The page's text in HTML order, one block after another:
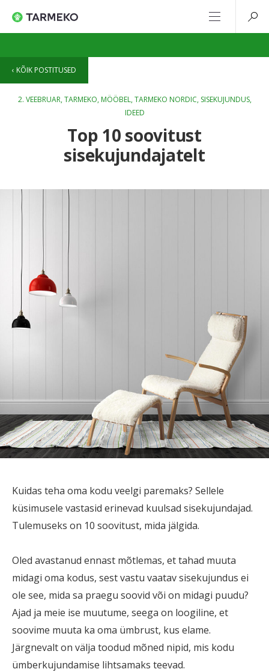
KÕIK POSTITUSED
2. VEEBRUAR, TARMEKO, MÖÖBEL, TARMEKO NORDIC, SISEKUJUNDUS,
IDEED
Top 10 soovitust
sisekujundajatelt
Kuidas teha oma kodu veelgi paremaks? Sellele
küsimusele vastasid erinevad kuulsad sisekujundajad.
Tulemuseks on 10 soovitust, mida jälgida.
Oled avastanud ennast mõtlemas, et tahad muuta
midagi oma kodus, sest vastu vaatav sisekujundus ei
ole see, mida sa praegu soovid või on midagi puudu?
Ajad ja meie ise muutume, seega on loogiline, et
soovime muuta ka oma ümbrust, kus elame.
Järgnevalt on välja toodud mõned nipid, mis kodu
ümberkujundamise lihtsamaks teevad.